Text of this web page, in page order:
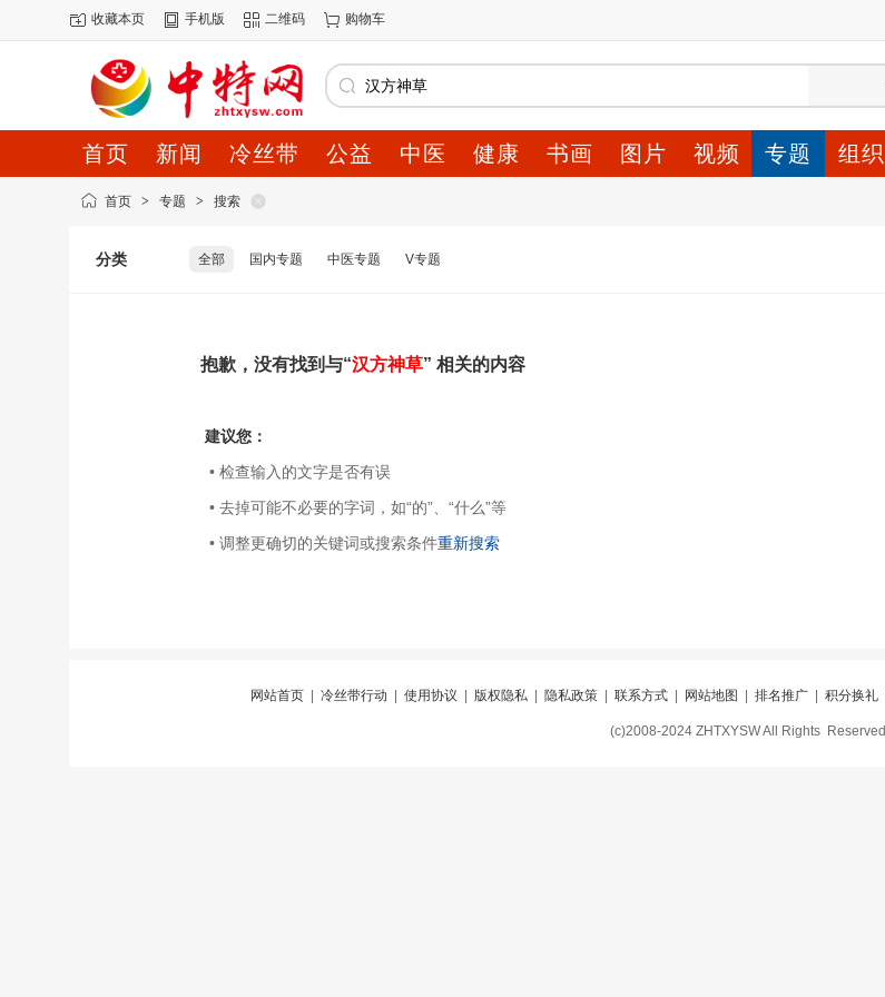
收藏本页 手机版 二维码 购物车
首页 新闻 冷丝带 公益 中医 健康 书画 图片 视频 专题 组织
首页 > 专题 > 搜索
分类 全部 国内专题 中医专题 V专题
抱歉，没有找到与“汉方神草” 相关的内容
建议您：
• 检查输入的文字是否有误
• 去掉可能不必要的字词，如“的”、“什么”等
• 调整更确切的关键词或搜索条件重新搜索
网站首页| 冷丝带行动 使用协议 版权隐私| 隐私政策| 联系方式| 网站地图 排名推广| 积分换礼
(c)2008-2024 ZHTXYSW All Rights Reserved